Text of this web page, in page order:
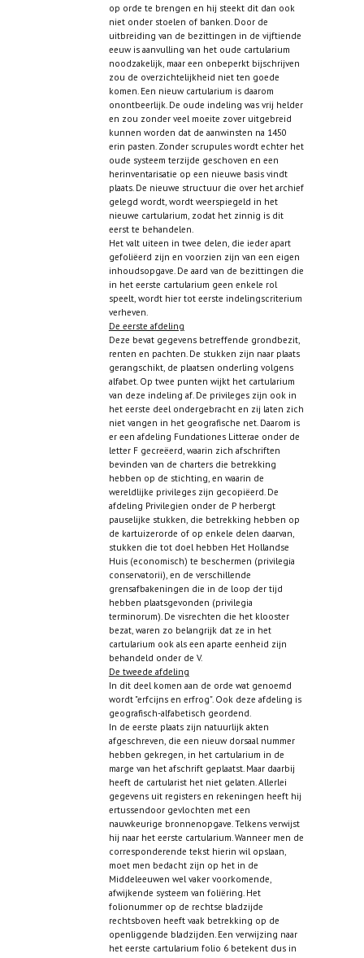
op orde te brengen en hij steekt dit dan ook
niet onder stoelen of banken. Door de
uitbreiding van de bezittingen in de vijftiende
eeuw is aanvulling van het oude cartularium
noodzakelijk, maar een onbeperkt bijschrijven
zou de overzichtelijkheid niet ten goede
komen. Een nieuw cartularium is daarom
onontbeerlijk. De oude indeling was vrij helder
en zou zonder veel moeite zover uitgebreid
kunnen worden dat de aanwinsten na 1450
erin pasten. Zonder scrupules wordt echter het
oude systeem terzijde geschoven en een
herinventarisatie op een nieuwe basis vindt
plaats. De nieuwe structuur die over het archief
gelegd wordt, wordt weerspiegeld in het
nieuwe cartularium, zodat het zinnig is dit
eerst te behandelen.
Het valt uiteen in twee delen, die ieder apart
gefoliëerd zijn en voorzien zijn van een eigen
inhoudsopgave. De aard van de bezittingen die
in het eerste cartularium geen enkele rol
speelt, wordt hier tot eerste indelingscriterium
verheven.
De eerste afdeling
Deze bevat gegevens betreffende grondbezit,
renten en pachten. De stukken zijn naar plaats
gerangschikt, de plaatsen onderling volgens
alfabet. Op twee punten wijkt het cartularium
van deze indeling af. De privileges zijn ook in
het eerste deel ondergebracht en zij laten zich
niet vangen in het geografische net. Daarom is
er een afdeling Fundationes Litterae onder de
letter F gecreëerd, waarin zich afschriften
bevinden van de charters die betrekking
hebben op de stichting, en waarin de
wereldlijke privileges zijn gecopiëerd. De
afdeling Privilegien onder de P herbergt
pauselijke stukken, die betrekking hebben op
de kartuizerorde of op enkele delen daarvan,
stukken die tot doel hebben Het Hollandse
Huis (economisch) te beschermen (privilegia
conservatorii), en de verschillende
grensafbakeningen die in de loop der tijd
hebben plaatsgevonden (privilegia
terminorum). De visrechten die het klooster
bezat, waren zo belangrijk dat ze in het
cartularium ook als een aparte eenheid zijn
behandeld onder de V.
De tweede afdeling
In dit deel komen aan de orde wat genoemd
wordt "erfcijns en erfrog". Ook deze afdeling is
geografisch-alfabetisch geordend.
In de eerste plaats zijn natuurlijk akten
afgeschreven, die een nieuw dorsaal nummer
hebben gekregen, in het cartularium in de
marge van het afschrift geplaatst. Maar daarbij
heeft de cartularist het niet gelaten. Allerlei
gegevens uit registers en rekeningen heeft hij
ertussendoor gevlochten met een
nauwkeurige bronnenopgave. Telkens verwijst
hij naar het eerste cartularium. Wanneer men de
corresponderende tekst hierin wil opslaan,
moet men bedacht zijn op het in de
Middeleeuwen wel vaker voorkomende,
afwijkende systeem van foliëring. Het
folionummer op de rechtse bladzijde
rechtsboven heeft vaak betrekking op de
openliggende bladzijden. Een verwijzing naar
het eerste cartularium folio 6 betekent dus in